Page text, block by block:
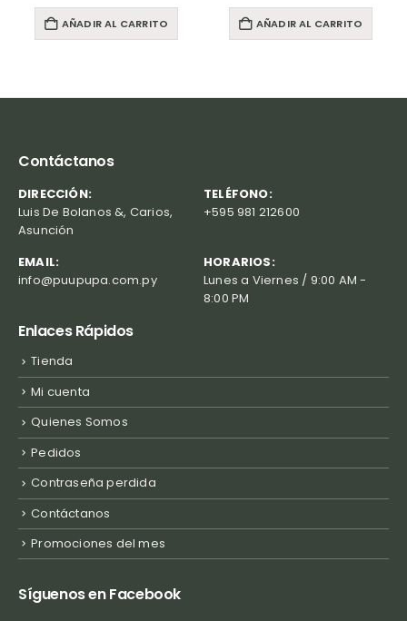
AÑADIR AL CARRITO AÑADIR AL CARRITO
Contáctanos
DIRECCIÓN:
Luis De Bolanos &, Carios,
Asunción
TELÉFONO:
+595 981 212600
EMAIL:
info@puupupa.com.py
HORARIOS:
Lunes a Viernes / 9:00 AM -
8:00 PM
Enlaces Rápidos
Tienda
Mi cuenta
Quienes Somos
Pedidos
Contraseña perdida
Contáctanos
Promociones del mes
Síguenos en Facebook